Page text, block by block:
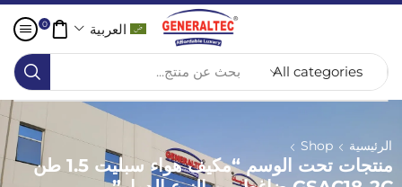
بحث عن منتج...
العربية 0
الرئيسية Shop
منتجات تحت الوسم “مكيف هواء سبليت 1.5 طن